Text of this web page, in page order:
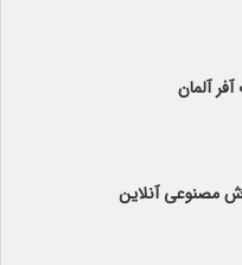
آلمان
مصنوعی آنلاین